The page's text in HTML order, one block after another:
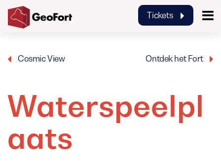
Tickets
Cosmic View Ontdek het Fort
Waterspeelpl
aats